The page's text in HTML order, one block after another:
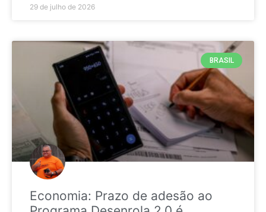
29 de julho de 2026
BRASIL
Economia: Prazo de adesão ao